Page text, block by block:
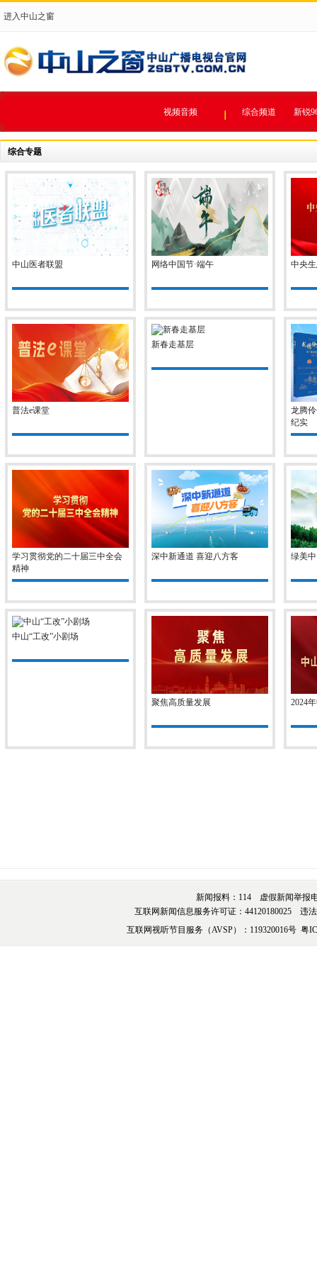
进入中山之窗
视频音频 综合频道 新锐
综合专题
中山医者联盟 网络中国节·端午 中央
普法e课堂
新春走基层
龙腾
纪实
学习贯彻党的二十届三中全会
精神
深中新通道 喜迎八方客 绿美
中山“工改”小剧场
聚焦高质量发展 2024
新闻报料：114 虚假新闻举报电
互联网新闻信息服务许可证：44120180025 违
互联网视听节目服务（AVSP）：119320016号粤